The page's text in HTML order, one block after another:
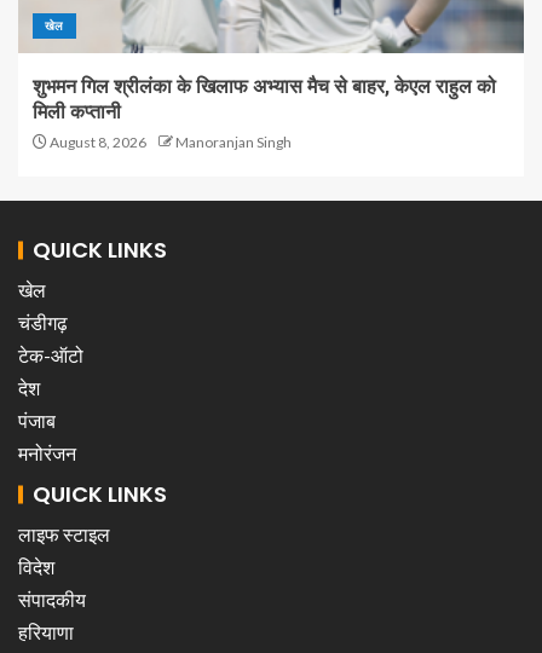
खेल
शुभमन गिल श्रीलंका के खिलाफ अभ्यास मैच से बाहर, केएल राहुल को
मिली कप्तानी
August 8, 2026 Manoranjan Singh
QUICK LINKS
खेल
चंडीगढ़
टेक-ऑटो
देश
पंजाब
मनोरंजन
QUICK LINKS
लाइफ स्टाइल
विदेश
संपादकीय
हरियाणा